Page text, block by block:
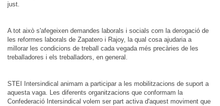
just.
A tot això s'afegeixen demandes laborals i socials com la derogació de
les reformes laborals de Zapatero i Rajoy, la qual cosa ajudaria a
millorar les condicions de treball cada vegada més precàries de les
treballadores i els treballadors, en general.
STEI Intersindical animam a participar a les mobilitzacions de suport a
aquesta vaga. Les diferents organitzacions que conformam la
Confederació Intersindical volem ser part activa d'aquest moviment que